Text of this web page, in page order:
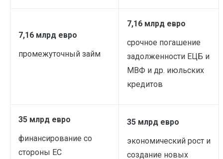
7,16 млрд евро
промежуточный займ
7,16 млрд евро
срочное погашение
задолженности ЕЦБ и
МВФ и др. июльских
кредитов
35 млрд евро
финансирование со
стороны ЕС
35 млрд евро
экономический рост и
создание новых